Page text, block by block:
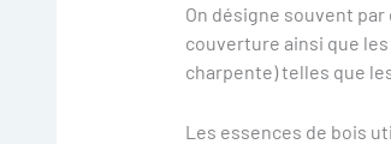
On désigne souvent
couverture ainsi que
charpente) telles que
Les essences de bois